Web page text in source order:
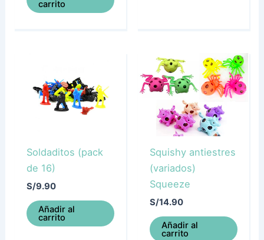
carrito
Soldaditos (pack
de 16)
S/9.90
Añadir al
carrito
Squishy antiestres
(variados)
Squeeze
S/14.90
Añadir al
carrito